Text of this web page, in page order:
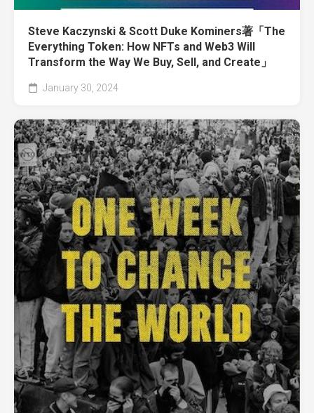
Steve Kaczynski & Scott Duke Kominers著「The
Everything Token: How NFTs and Web3 Will
Transform the Way We Buy, Sell, and Create」
January 30, 2024